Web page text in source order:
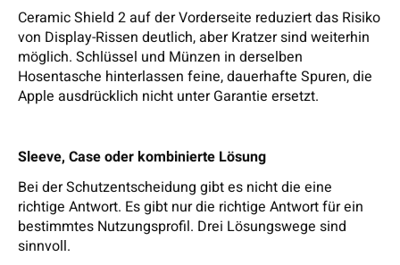
Ceramic Shield 2 auf der Vorderseite reduziert das Risiko
von Display-Rissen deutlich, aber Kratzer sind weiterhin
möglich. Schlüssel und Münzen in derselben
Hosentasche hinterlassen feine, dauerhafte Spuren, die
Apple ausdrücklich nicht unter Garantie ersetzt.
Sleeve, Case oder kombinierte Lösung
Bei der Schutzentscheidung gibt es nicht die eine
richtige Antwort. Es gibt nur die richtige Antwort für ein
bestimmtes Nutzungsprofil. Drei Lösungswege sind
sinnvoll.